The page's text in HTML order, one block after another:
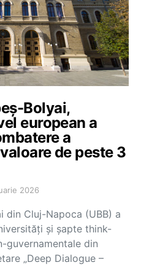
Bolyai,
european a
a
de peste 3
2026
din Cluj-Napoca (UBB) a
și șapte think-
guvernamentale din
„Deep Dialogue –